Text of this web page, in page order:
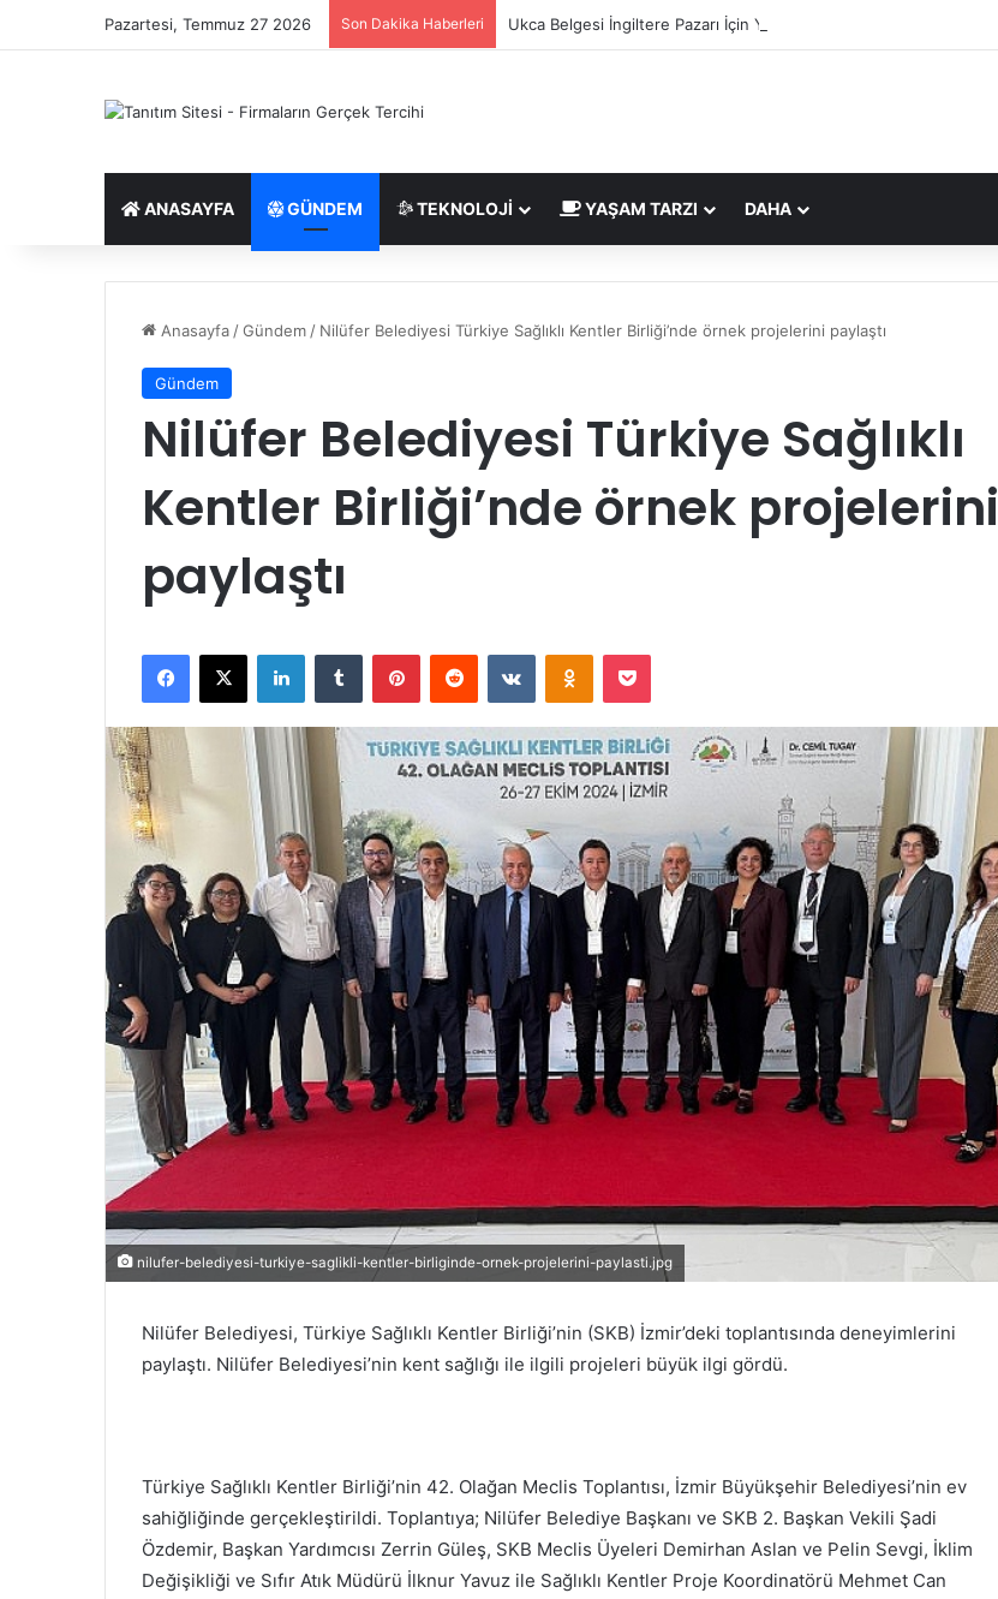
Pazartesi, Temmuz 27 2026 Son Dakika Haberleri Ukca Belgesi İngiltere Pazarı İçin Yeni Uygunluk İşareti
ANASAYFA GÜNDEM TEKNOLOJI YAŞAM TARZI DAHA
Anasayfa /Gündem / Nilüfer Belediyesi Türkiye Sağlıklı Kentler Birliği’nde örnek projelerini paylaştı
Gündem
Nilüfer Belediyesi Türkiye Sağlıklı
Kentler Birliği’nde örnek projelerini
paylaştı
nilufer-belediyesi-turkiye-saglikli-kentler-birliginde-ornek-projelerini-paylasti.jpg
Nilüfer Belediyesi, Türkiye Sağlıklı Kentler Birliği’nin (SKB) İzmir’deki toplantısında deneyimlerini
paylaştı. Nilüfer Belediyesi’nin kent sağlığı ile ilgili projeleri büyük ilgi gördü.
Türkiye Sağlıklı Kentler Birliği’nin 42. Olağan Meclis Toplantısı, İzmir Büyükşehir Belediyesi’nin ev
sahiğliğinde gerçekleştirildi. Toplantıya; Nilüfer Belediye Başkanı ve SKB 2. Başkan Vekili Şadi
Özdemir, Başkan Yardımcısı Zerrin Güleş, SKB Meclis Üyeleri Demirhan Aslan ve Pelin Sevgi, İklim
Değişikliği ve Sıfır Atık Müdürü İlknur Yavuz ile Sağlıklı Kentler Proje Koordinatörü Mehmet Can